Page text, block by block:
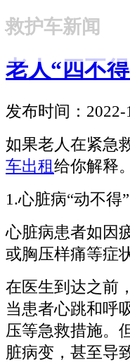
18321810781
救护车新闻
老人“四不
发布时间：
如果老人在紧急
车出租给你解释。
1.心脏病“动不得”
心脏病患者如因
或胸压样痛等症
在医生到达之前
当患者心跳和呼
压等急救措施。
脏病变，甚至导